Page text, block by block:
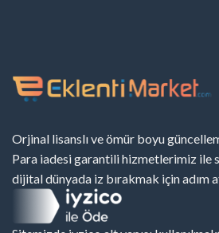
Orjinal lisanslı ve ömür boyu
Para iadesi garantili hizmetlerimiz ile
dijital dünyada iz bırakmak için adım